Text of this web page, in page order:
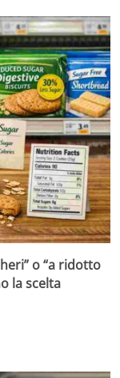
o “a ridotto
la scelta